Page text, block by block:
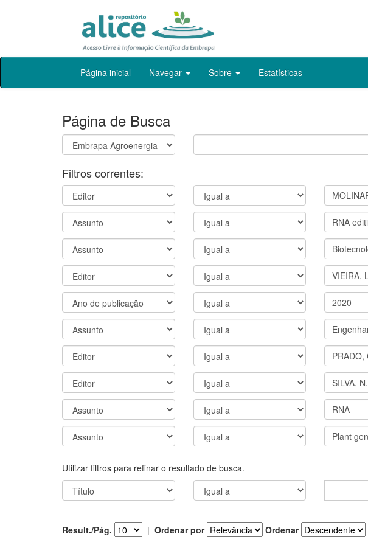
Skip
Página inicial Navegar Sobre Estatísticas
Página de Busca
Filtros correntes:
Utilizar filtros para refinar o resultado de busca.
Result./Pág. | Ordenar por Ordenar